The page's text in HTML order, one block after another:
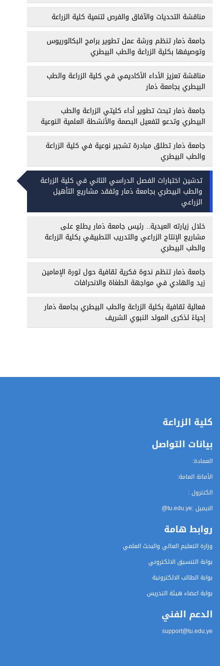
مناقشة التحديات والآفاق والفرص لتنمية كلية الزراعة
جامعة ذمار تنظم ورشة عمل تطوير برامج البكالوريوس
وتوصيفها بكلية الزراعة والطب البيطري
مناقشة تعزيز الأداء الأكاديمي في كلية الزراعة والطب
البيطري بجامعة ذمار
جامعة ذمار تبحث تطوير أداء كليتي الزراعة والطب
البيطري وتدعو لتفعيل البصمة والأنشطة العلمية النوعية
جامعة ذمار تطلق مبادرة تشجير نوعية في كلية الزراعة
والطب البيطري
تدشين اختبارات الفصل الدراسي الثاني في كلية الزراعة
والطب البيطري بجامعة ذمار وتفقد مشاريع التأهيل
الزراعي
خلال زيارته العيدية.. رئيس جامعة ذمار يطلع على
مشاريع الإنتاج الزراعي والتدريب التطبيقي بكلية الزراعة
والطب البيطري
جامعة ذمار تنظم ندوة فكرية ثقافية حول ثورة الإمامين
زيد والهادي في مواجهة الطغاة والانحرافات
فعالية ثقافية بكلية الزراعة والطب البيطري بجامعة ذمار
إحياءً لذكرى المولد النبوي الشريف
كلية الزراعة
بيانات التواصل
العمادة:
الأمانة العامة:
الكنترول :
الايميل :@tu.edu.ye
روابط هامة
وزارة التعليم العالي والبحث العلمي
بوابة التنسيق الالكتروني
بوابة الطالب الالكترونية
بوابة اعضاء هيئة التدريس
الدعم الفني
support@tu.edu.ye